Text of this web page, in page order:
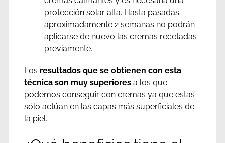
protección solar alta. Hasta pasadas
aproximadamente 2 semanas no podrán
aplicarse de nuevo las cremas recetadas
previamente.
Los resultados que se obtienen con esta
técnica son muy superioresa los que
podemos conseguir con cremas ya que estas
sólo actúan en las capas más superficiales de
la piel.